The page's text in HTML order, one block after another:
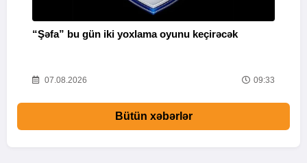
“Şəfa” bu gün iki yoxlama oyunu keçirəcək
07.08.2026 09:33
Bütün xəbərlər